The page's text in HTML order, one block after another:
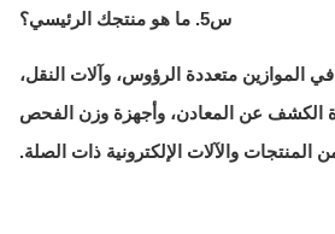
س5. ما هو منتجك الرئيسي؟
متعددة الرؤوس، وآلات النقل،
الكشف عن المعادن، وأجهزة وزن الفحص
المنتجات والآلات الإلكترونية ذات الصلة.